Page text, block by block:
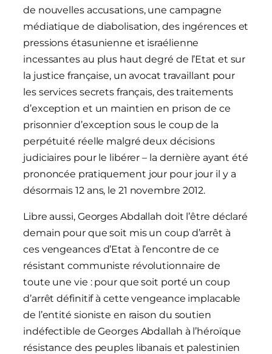
de nouvelles accusations, une campagne
médiatique de diabolisation, des ingérences et
pressions étasunienne et israélienne
incessantes au plus haut degré de l’Etat et sur
la justice française, un avocat travaillant pour
les services secrets français, des traitements
d’exception et un maintien en prison de ce
prisonnier d’exception sous le coup de la
perpétuité réelle malgré deux décisions
judiciaires pour le libérer – la dernière ayant été
prononcée pratiquement jour pour jour il y a
désormais 12 ans, le 21 novembre 2012.
Libre aussi, Georges Abdallah doit l’être déclaré
demain pour que soit mis un coup d’arrêt à
ces vengeances d’Etat à l’encontre de ce
résistant communiste révolutionnaire de
toute une vie : pour que soit porté un coup
d’arrêt définitif à cette vengeance implacable
de l’entité sioniste en raison du soutien
indéfectible de Georges Abdallah à l’héroïque
résistance des peuples libanais et palestinien